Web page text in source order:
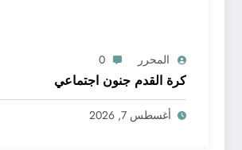
المحرر 0
كرة القدم جنون اجتماعي
أغسطس 7, 2026